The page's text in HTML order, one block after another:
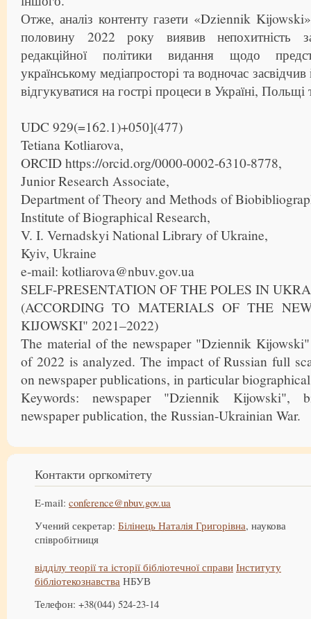
Отже, аналіз контенту газети «Dziennik
половину 2022 року виявив непохитність
редакційної політики видання щодо
українському медіапросторі та водночас
відгукуватися на гострі процеси в Україні, Польщі
UDC 929(=162.1)+050](477)
Tetiana Kotliarova,
ORCID https://orcid.org/0000-0002-6310-8778,
Junior Research Associate,
Department of Theory and Methods of
Institute of Biographical Research,
V. I. Vernadskyi National Library of Ukraine,
Kyiv, Ukraine
e-mail: kotliarova@nbuv.gov.ua
SELF-PRESENTATION OF THE POLES IN
(ACCORDING TO MATERIALS OF THE
KIJOWSKI" 2021–2022)
The material of the newspaper "Dziennik
of 2022 is analyzed. The impact of Russian full
on newspaper publications, in particular
Keywords: newspaper "Dziennik Kijowski",
newspaper publication, the Russian-Ukrainian War.
Контакти оргкомітету
E-mail: conference@nbuv.gov.ua
Учений секретар: Білінець Наталія Григорівна, наукова
співробітниця
відділу теорії та історії бібліотечної справи Інституту
бібліотекознавства НБУВ
Телефон: +38(044) 524-23-14